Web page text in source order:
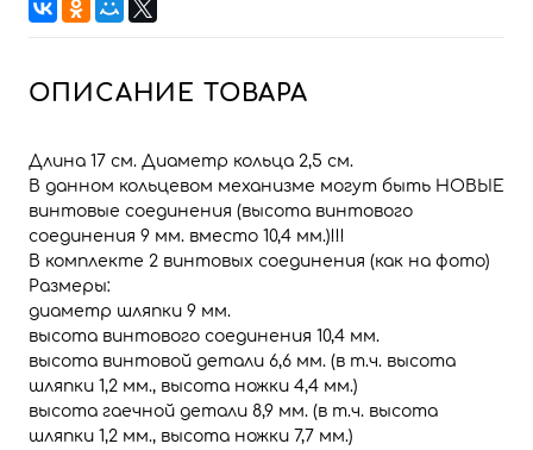
ОПИСАНИЕ ТОВАРА
Длина 17 см. Диаметр кольца 2,5 см.
В данном кольцевом механизме могут быть НОВЫЕ
винтовые соединения (высота винтового
соединения 9 мм. вместо 10,4 мм.)!!!
В комплекте 2 винтовых соединения (как на фото)
Размеры:
диаметр шляпки 9 мм.
высота винтового соединения 10,4 мм.
высота винтовой детали 6,6 мм. (в т.ч. высота
шляпки 1,2 мм., высота ножки 4,4 мм.)
высота гаечной детали 8,9 мм. (в т.ч. высота
шляпки 1,2 мм., высота ножки 7,7 мм.)